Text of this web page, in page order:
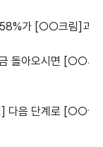
가 [○○크림]과 함
금 돌아오시면 [○○
다음 단계로 [○○클